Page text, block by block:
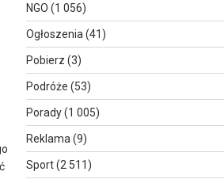
NGO (1 056)
Ogłoszenia (41)
Pobierz (3)
Podróże (53)
Porady(1 005)
Reklama (9)
Sport(2 511)